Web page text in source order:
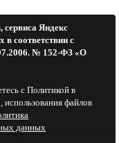
сервиса Яндекс
соответствии с
№ 152-ФЗ «О
с Политикой в
файлов
данных